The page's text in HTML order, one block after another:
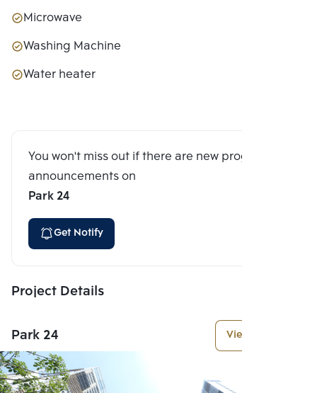
Microwave
Washing Machine
Water heater
You won't miss out if there are new program
announcements on
Park 24
Get Notify
Project Details
Park 24 View More